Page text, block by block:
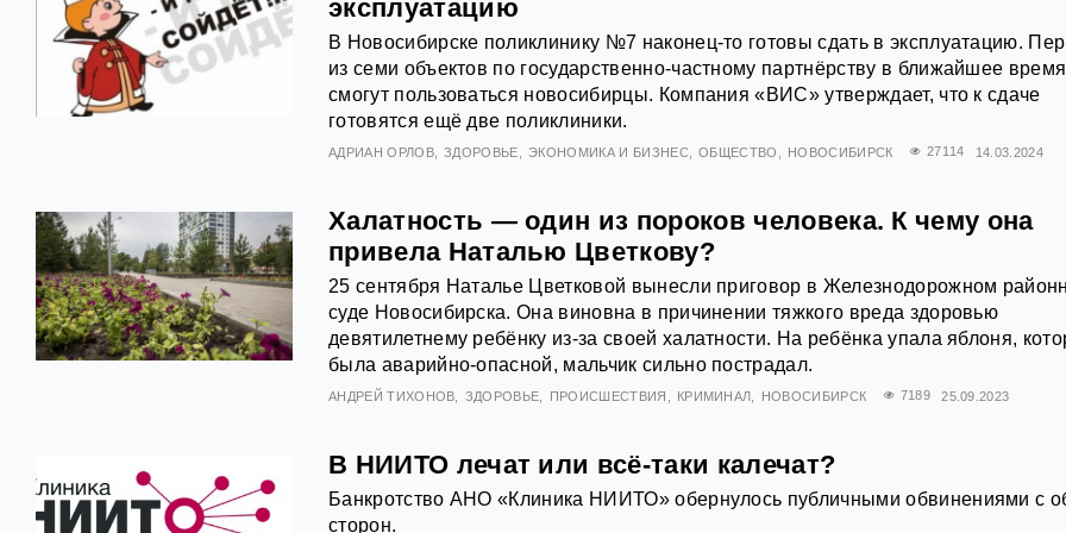
эксплуатацию
В Новосибирске поликлинику №7 наконец-то готовы сдать в эксплуатацию.
из семи объектов по государственно-частному партнёрству в ближайшее время
смогут пользоваться новосибирцы. Компания «ВИС» утверждает, что к сдаче
готовятся ещё две поликлиники.
АДРИАН ОРЛОВ ЗДОРОВЬЕ ЭКОНОМИКА И БИЗНЕС ОБЩЕСТВО НОВОСИБИРСК 27114 14.03.2024
Халатность — один из пороков человека. К чему она
привела Наталью Цветкову?
25 сентября Наталье Цветковой вынесли приговор в Железнодорожном
суде Новосибирска. Она виновна в причинении тяжкого вреда здоровью
девятилетнему ребёнку из-за своей халатности. На ребёнка упала яблоня,
была аварийно-опасной, мальчик сильно пострадал.
АНДРЕЙ ТИХОНОВ ЗДОРОВЬЕ ПРОИСШЕСТВИЯ КРИМИНАЛ НОВОСИБИРСК 7189 25.09.2023
В НИИТО лечат или всё-таки калечат?
Банкротство АНО «Клиника НИИТО» обернулось публичными обвинениями с
сторон.